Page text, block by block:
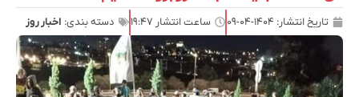
تاریخ انتشار: ۱۴۰۴-۰۴-۰۹ ساعت انتشار ۱۹:۴۷ دسته بندی: اخبار روز